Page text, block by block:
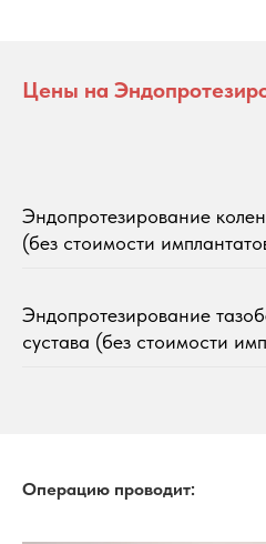
Цены на
Эндопротезирование
(без стоимости
Эндопротезирование
сустава (без стоимости
Операцию проводит: